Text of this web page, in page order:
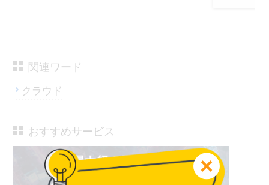
関連ワード
クラウド
おすすめサービス